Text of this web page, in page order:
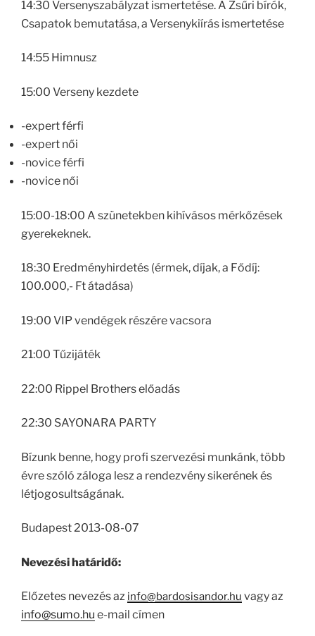
14:30 Versenyszabályzat ismertetése. A Zsűri bírók,
Csapatok bemutatása, a Versenykiírás ismertetése
14:55 Himnusz
15:00 Verseny kezdete
-expert férfi
-expert női
-novice férfi
-novice női
15:00-18:00 A szünetekben kihívásos mérkőzések
gyerekeknek.
18:30 Eredményhirdetés (érmek, díjak, a Fődíj:
100.000,- Ft átadása)
19:00 VIP vendégek részére vacsora
21:00 Tűzijáték
22:00 Rippel Brothers előadás
22:30 SAYONARA PARTY
Bízunk benne, hogy profi szervezési munkánk, több
évre szóló záloga lesz a rendezvény sikerének és
létjogosultságának.
Budapest 2013-08-07
Nevezési határidő:
Előzetes nevezés az info@bardosisandor.hu vagy az
info@sumo.hu e-mail címen